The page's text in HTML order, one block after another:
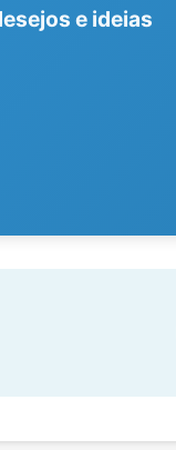
e ideias